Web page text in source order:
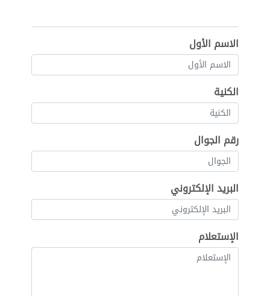
الاسم الأول
الكنية
رقم الجوال
البريد الإلكتروني
الإستعلام